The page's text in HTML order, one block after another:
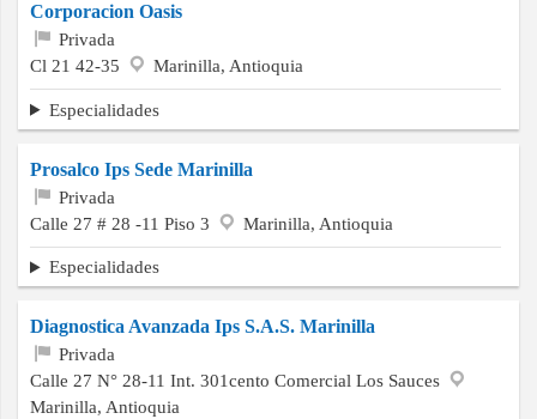
Corporacion Oasis
Privada
Cl 21 42-35
Marinilla, Antioquia
Especialidades
Prosalco Ips Sede Marinilla
Privada
Calle 27 # 28 -11 Piso 3
Marinilla, Antioquia
Especialidades
Diagnostica Avanzada Ips S.A.S. Marinilla
Privada
Calle 27 N° 28-11 Int. 301cento Comercial Los Sauces
Marinilla, Antioquia